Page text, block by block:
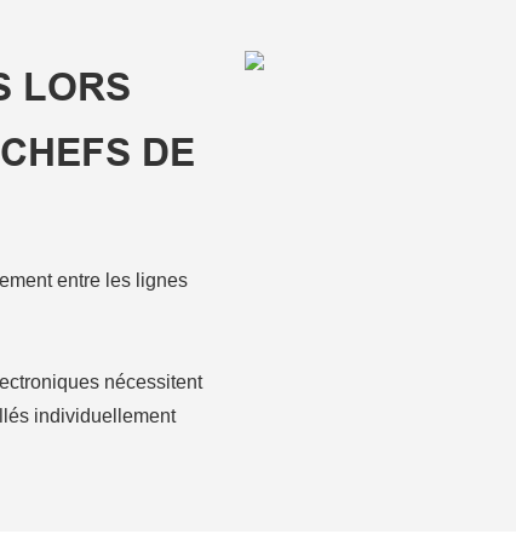
LORS
DE
entre les lignes
nécessitent
individuellement